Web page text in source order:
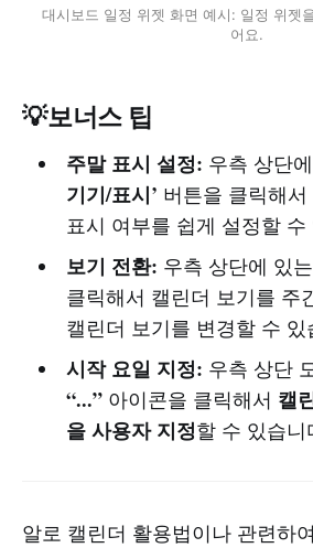
대시보드 일정 위젯 화면 예시: 일정 위젯
어요.
💡보너스 팁
주말 표시 설정: 우측 상단
기기/표시’ 버튼을 클릭해
표시 여부를 쉽게 설정할 수
보기 전환: 우측 상단에 있는
클릭해서 캘린더 보기를 주
캘린더 보기를 변경할 수 있
시작 요일 지정: 우측 상단
“...” 아이콘을 클릭해서 캘
을 사용자 지정할 수 있습니
알로 캘린더 활용법이나 관련하